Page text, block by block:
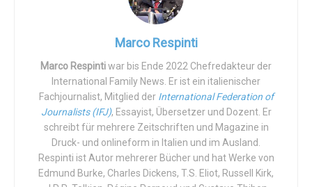
anzumalen…Oder ich kann das wiederholen, was Cardial
Wilfrid Fox Napier, Metropolitan-Erzbischof von Durban,
Südafrika kürzlich getwittert hat.
Der Kardinal bombardiert seine Leser auf Twitter wie
Donald J. Trump und fordert die „Black Lives Matter“-
Bewegung heraus. Die Verteidigung des Lebens der
Schwarzen ist eine Priorität, so der Purpurträger, denn die
Verteidigung des Lebens jedes Menschen ist eine
Priorität. Aber warum stürze sich dann die „Black Lives
Matter“-Bewegung nicht in erster Linie gegen die
Marco Respinti
Marco Respintiwar bis Ende 2022 Chefredakteur der
International Family News. Er ist ein italienischer
Fachjournalist, Mitglied der International Federation of
Journalists (IFJ), Essayist, Übersetzer und Dozent. Er
schreibt für mehrere Zeitschriften und Magazine in
Druck- und onlineform in Italien und im Ausland.
Respinti ist Autor mehrerer Bücher und hat Werke von
Edmund Burke, Charles Dickens, T.S. Eliot, Russell Kirk,